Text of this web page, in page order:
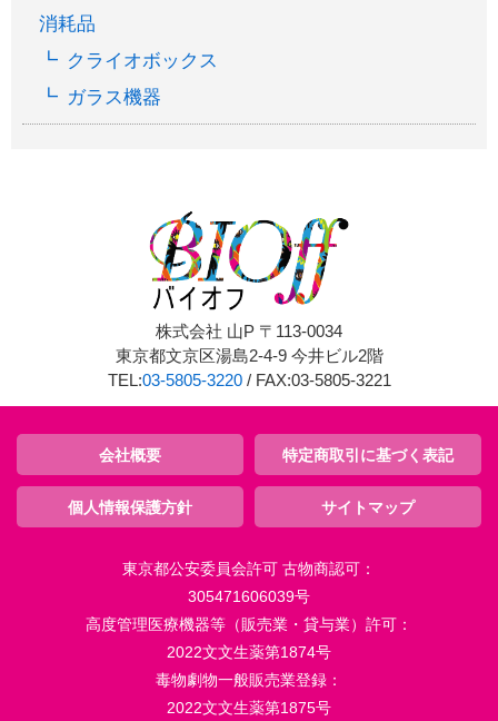
消耗品
クライオボックス
ガラス機器
株式会社 山P 〒113-0034
東京都文京区湯島2-4-9 今井ビル2階
TEL:03-5805-3220/ FAX:03-5805-3221
会社概要 特定商取引に基づく表記
個人情報保護方針 サイトマップ
東京都公安委員会許可 古物商認可：
305471606039号
高度管理医療機器等（販売業・貸与業）許可：
2022文文生薬第1874号
毒物劇物一般販売業登録：
2022文文生薬第1875号